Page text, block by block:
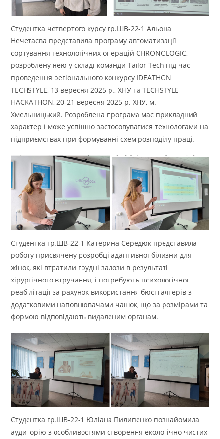
Студентка четвертого курсу гр.ШВ-22-1 Альона
Нечетаєва представила програму автоматизації
сортування технологічних операцій CHRONOLOGIC,
розроблену нею у складі команди Tailor Tech під час
проведення регіонального конкурсу IDEATHON
TECHSTYLE, 13 вересня 2025 р., ХНУ та TECHSTYLE
HACKATHON, 20-21 вересня 2025 р. ХНУ, м.
Хмельницький. Розроблена програма має прикладний
характер і може успішно застосовуватися технологами на
підприємствах при формуванні схем розподілу праці.
Студентка гр.ШВ-22-1 Катерина Середюк представила
роботу присвячену розробці адаптивної білизни для
жінок, які втратили грудні залози в результаті
хірургічного втручання, і потребують психологічної
реабілітації за рахунок використання бюстгалтерів з
додатковими наповнювачами чашок, що за розмірами та
формою відповідають видаленим органам.
Студентка гр.ШВ-22-1 Юліана Пилипенко познайомила
аудиторію з особливостями створення екологічно чистих